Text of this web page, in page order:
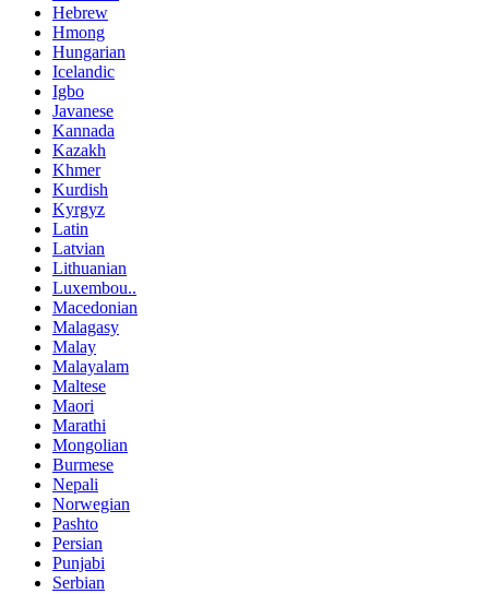
Hebrew
Hmong
Hungarian
Icelandic
Igbo
Javanese
Kannada
Kazakh
Khmer
Kurdish
Kyrgyz
Latin
Latvian
Lithuanian
Luxembou..
Macedonian
Malagasy
Malay
Malayalam
Maltese
Maori
Marathi
Mongolian
Burmese
Nepali
Norwegian
Pashto
Persian
Punjabi
Serbian